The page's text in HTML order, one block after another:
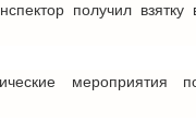
получил взятку
мероприятия